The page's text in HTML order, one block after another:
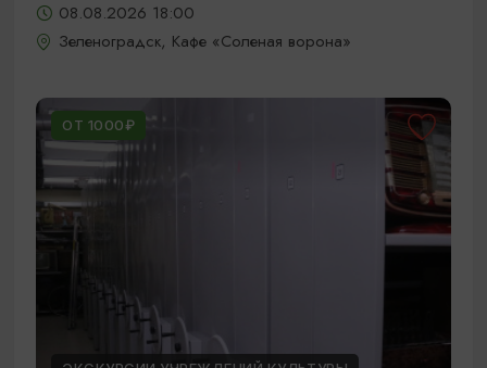
08.08.2026 18:00
Зеленоградск, Кафе «Соленая ворона»
ОТ 1000₽